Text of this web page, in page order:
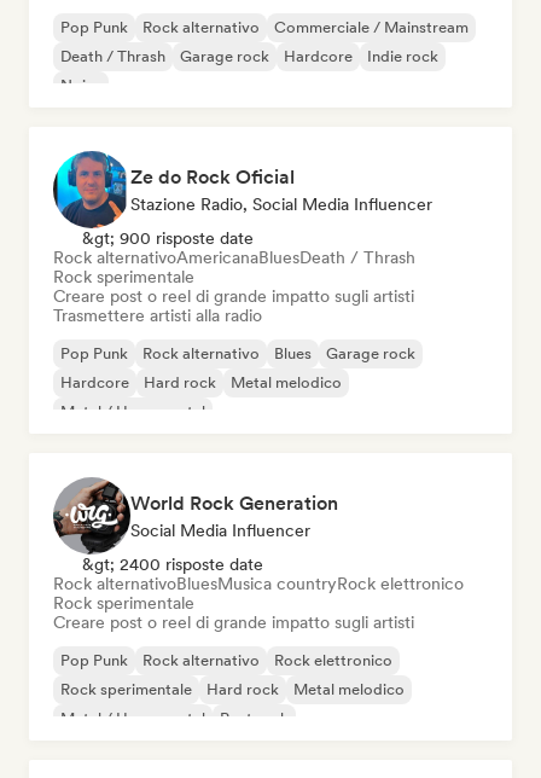
Pop Punk Rock alternativo
Commerciale / Mainstream
Death / Thrash
Garage rock Hardcore
Indie rock
Noise
Ze do Rock Oficial
Stazione Radio, Social Media Influencer
&gt; 900 risposte date
Rock alternativoAmericanaBluesDeath / Thrash
Rock sperimentale
Creare post o reel di grande impatto sugli artisti
Trasmettere artisti alla radio
Pop Punk Rock alternativo Blues
Garage rock
Hardcore
Hard rock
Metal melodico
Metal / Heavy metal
World Rock Generation
Social Media Influencer
&gt; 2400 risposte date
Rock alternativoBluesMusica countryRock elettronico
Rock sperimentale
Creare post o reel di grande impatto sugli artisti
Pop Punk Rock alternativo
Rock elettronico
Rock sperimentale
Hard rock
Metal melodico
Metal / Heavy metal
Post rock